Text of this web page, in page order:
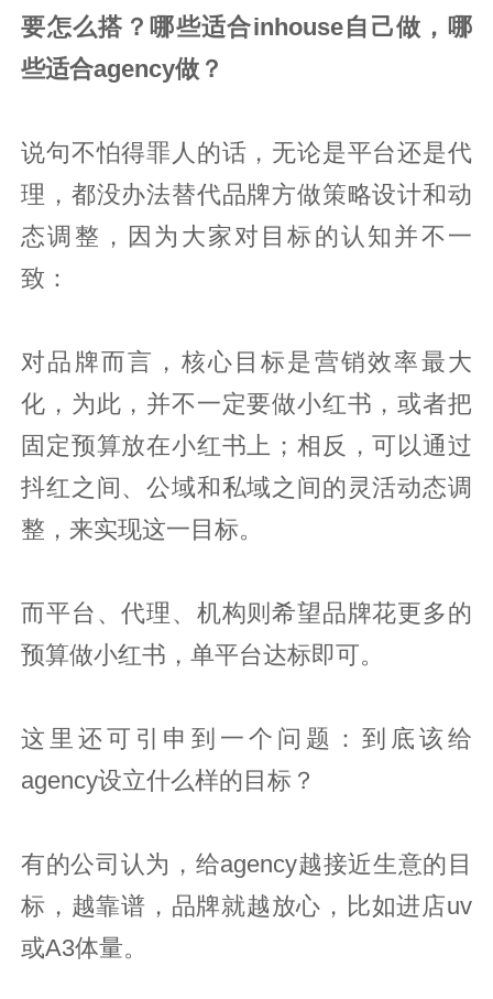
要怎么搭？哪些适合inhouse自己做，哪
些适合agency做？
说句不怕得罪人的话，无论是平台还是代
理，都没办法替代品牌方做策略设计和动
态调整，因为大家对目标的认知并不一
致：
对品牌而言，核心目标是营销效率最大
化，为此，并不一定要做小红书，或者把
固定预算放在小红书上；相反，可以通过
抖红之间、公域和私域之间的灵活动态调
整，来实现这一目标。
而平台、代理、机构则希望品牌花更多的
预算做小红书，单平台达标即可。
这里还可引申到一个问题：到底该给
agency设立什么样的目标？
有的公司认为，给agency越接近生意的目
标，越靠谱，品牌就越放心，比如进店uv
或A3体量。